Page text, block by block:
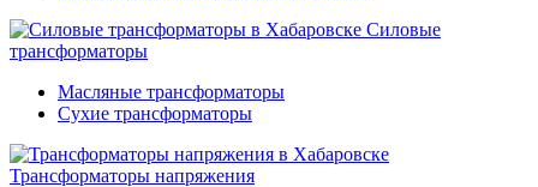
Силовые
трансформаторы
Масляные трансформаторы
Сухие трансформаторы
Трансформаторы напряжения